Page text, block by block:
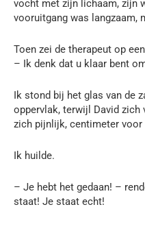
vocht met zijn lichaam, zijn
vooruitgang was langzaam,
Toen zei de therapeut op
– Ik denk dat u klaar bent
Ik stond bij het glas van de
oppervlak, terwijl David zich
zich pijnlijk, centimeter
Ik huilde.
– Je hebt het gedaan! –
staat! Je staat echt!